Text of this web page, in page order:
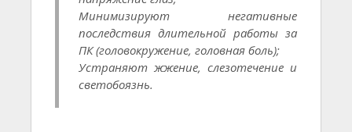
Минимизируют негативные
последствия длительной работы за
ПК (головокружение, головная боль);
Устраняют жжение, слезотечение и
светобоязнь.